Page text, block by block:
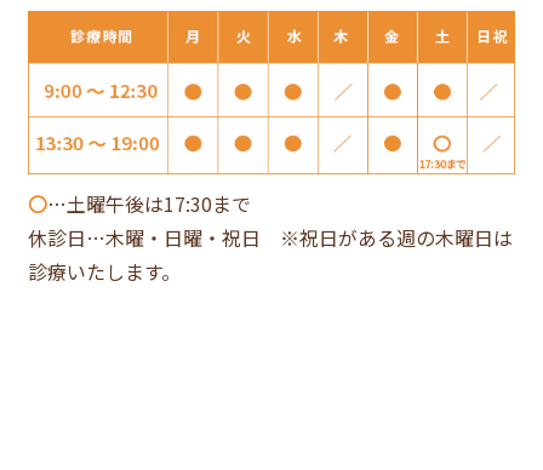
〇…土曜午後は17:30まで
休診日…木曜・日曜・祝日 ※祝日がある週の木曜日は
診療いたします。